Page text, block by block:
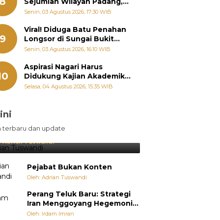
Fadly Amran Perintahkan
Senin, 03 Agustus 2026, 17:30 WIB
9
Viral! Diduga Batu Penahan
Longsor di Sungai Bukit
Nago Padang Diambil, Warga
Senin, 03 Agustus 2026, 16:10 WIB
Aspirasi Nagari Harus
Didukung Kajian Akademik,
Zigo Rolanda: Agar Mudah
Selasa, 04 Agustus 2026, 15:35 WIB
terbaru dan update
Lebih Diunggulkan, tetapi
Selalu Punya Cara Membuat
Adrian Tuswandi
Pejabat Bukan Konten
Oleh: Adrian Tuswandi
Perang Teluk Baru: Strategi
Iran Menggoyang Hegemoni
AS dari Dalam
Oleh: Irdam Imran